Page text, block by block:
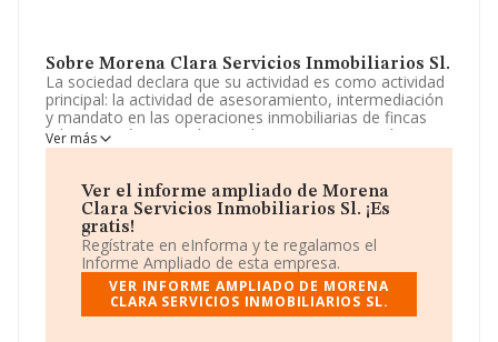
Sobre Morena Clara Servicios Inmobiliarios Sl.
La sociedad declara que su actividad es como actividad
principal: la actividad de asesoramiento, intermediación
y mandato en las operaciones inmobiliarias de fincas
urbanas y rústicas así como la compra y venta de
inmuebles, administración de terrenos urbanos y
rehabilitación de dichos i. La empresa es una Sociedad
Limitada. Su CNAE corresponde a 6831 con código
'Agentes de la propiedad inmobiliaria'. La compañía no
tiene actividad en mercados exteriores.
La compañíaMorena Clara Servicios Inmobiliarios
, con número de identificación fiscal B05386917,
está situada en Calle Dionisio Alcalá Galiano núm. 12 Bj
Ver más
Ver el informe ampliado de Morena
Clara Servicios Inmobiliarios Sl. ¡Es
gratis!
Regístrate en eInforma y te regalamos el
Informe Ampliado de esta empresa.
VER INFORME AMPLIADO DE MORENA
CLARA SERVICIOS INMOBILIARIOS SL.